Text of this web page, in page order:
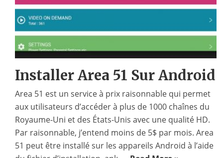
Installer Area 51 Sur Android
Area 51 est un service à prix raisonnable qui permet
aux utilisateurs d’accéder à plus de 1000 chaînes du
Royaume-Uni et des États-Unis avec une qualité HD.
Par raisonnable, j’entend moins de 5$ par mois. Area
51 peut être installé sur les appareils Android à l’aide